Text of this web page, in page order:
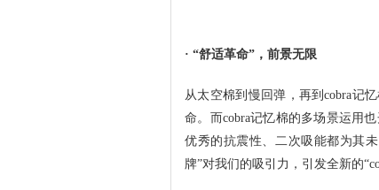
· “舒适革命”，前景无限
从太空棉到慢回弹，再到cobra记
命。而cobra记忆棉的多场景运用
优秀的抗震性、二次吸能都为其
牌”对我们的吸引力，引发全新的